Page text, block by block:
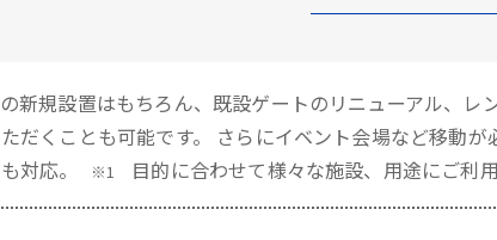
新規設置はもちろん、既設ゲートのリニューアル、レ
だくことも可能です。 さらにイベント会場など移動
対応。
※1 目的に合わせて様々な施設、用途にご利用